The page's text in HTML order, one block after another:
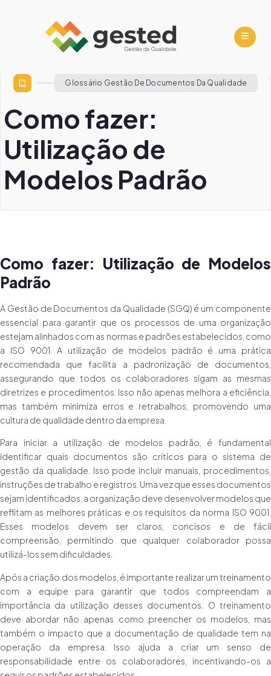
Glossário Gestão De Documentos Da Qualidade
Como fazer:
Utilização de
Modelos Padrão
Como fazer: Utilização de Modelos
Padrão
A Gestão de Documentos da Qualidade (SGQ) é um componente
essencial para garantir que os processos de uma organização
estejam alinhados com as normas e padrões estabelecidos, como
a ISO 9001. A utilização de modelos padrão é uma prática
recomendada que facilita a padronização de documentos,
assegurando que todos os colaboradores sigam as mesmas
diretrizes e procedimentos. Isso não apenas melhora a eficiência,
mas também minimiza erros e retrabalhos, promovendo uma
cultura de qualidade dentro da empresa.
Para iniciar a utilização de modelos padrão, é fundamental
identificar quais documentos são críticos para o sistema de
gestão da qualidade. Isso pode incluir manuais, procedimentos,
instruções de trabalho e registros. Uma vez que esses documentos
sejam identificados, a organização deve desenvolver modelos que
reflitam as melhores práticas e os requisitos da norma ISO 9001.
Esses modelos devem ser claros, concisos e de fácil
compreensão, permitindo que qualquer colaborador possa
utilizá-los sem dificuldades.
Após a criação dos modelos, é importante realizar um treinamento
com a equipe para garantir que todos compreendam a
importância da utilização desses documentos. O treinamento
deve abordar não apenas como preencher os modelos, mas
também o impacto que a documentação de qualidade tem na
operação da empresa. Isso ajuda a criar um senso de
responsabilidade entre os colaboradores, incentivando-os a